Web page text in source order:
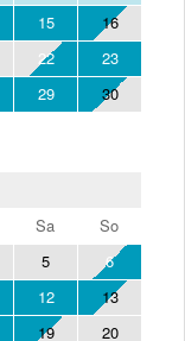
15
16
22
23
29
30
Sa
So
5
6
12
13
19
20